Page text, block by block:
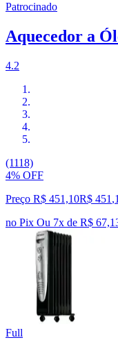
Patrocinado
Aquecedor a
4.2
(1118)
4% OFF
Preço R$ 451,10R$ 451 ,
no Pix Ou 7x de R$
Full